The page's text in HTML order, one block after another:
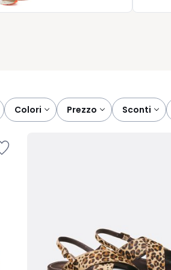
resta un classico intramontabile,
colori prezzo sconti